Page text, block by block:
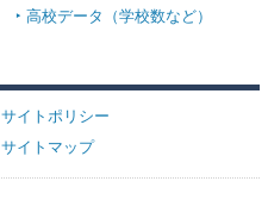
高校データ（学校数など）
サイトポリシー
サイトマップ